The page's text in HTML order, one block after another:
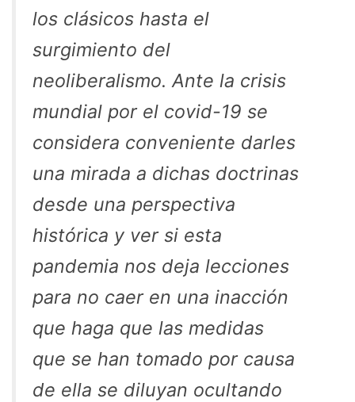
los clásicos hasta el
surgimiento del
neoliberalismo. Ante la crisis
mundial por el covid-19 se
considera conveniente darles
una mirada a dichas doctrinas
desde una perspectiva
histórica y ver si esta
pandemia nos deja lecciones
para no caer en una inacción
que haga que las medidas
que se han tomado por causa
de ella se diluyan ocultando